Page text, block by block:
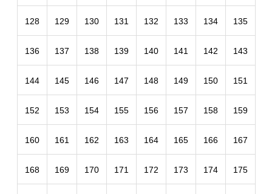
128 129 130 131 132 133 134 135
136 137 138 139 140 141 142 143
144 145 146 147 148 149 150 151
152 153 154 155 156 157 158 159
160 161 162 163 164 165 166 167
168 169 170 171 172 173 174 175